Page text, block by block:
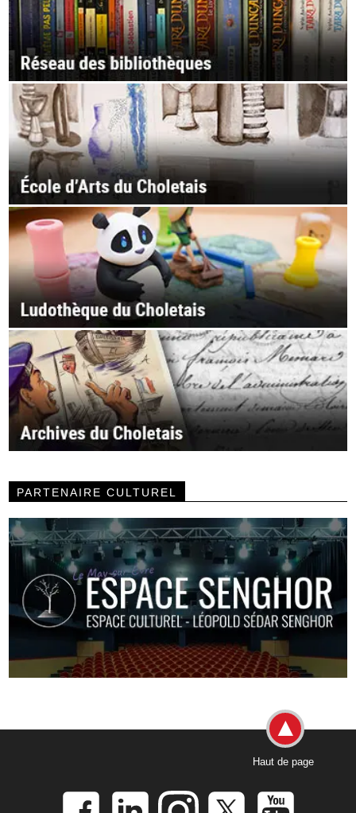
PARTENAIRE CULTUREL
Haut de page